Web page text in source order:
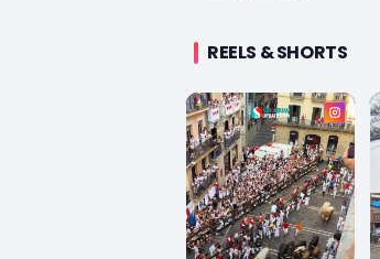
REELS & SHORTS